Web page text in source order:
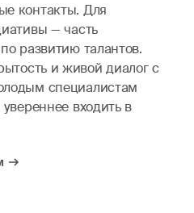
контакты. Для
— часть
развитию талантов.
и живой диалог с
специалистам
входить в